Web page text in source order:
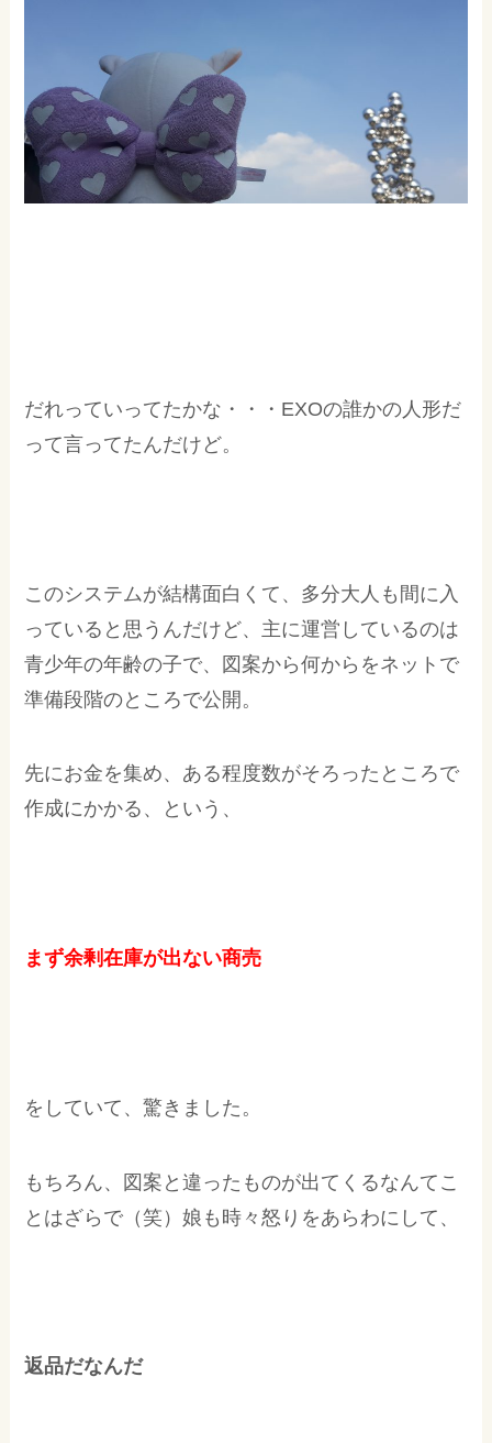
だれっていってたかな・・・EXOの誰かの人形だ
って言ってたんだけど。
このシステムが結構面白くて、多分大人も間に入
っていると思うんだけど、主に運営しているのは
青少年の年齢の子で、図案から何からをネットで
準備段階のところで公開。
先にお金を集め、ある程度数がそろったところで
作成にかかる、という、
まず余剰在庫が出ない商売
をしていて、驚きました。
もちろん、図案と違ったものが出てくるなんてこ
とはざらで（笑）娘も時々怒りをあらわにして、
返品だなんだ